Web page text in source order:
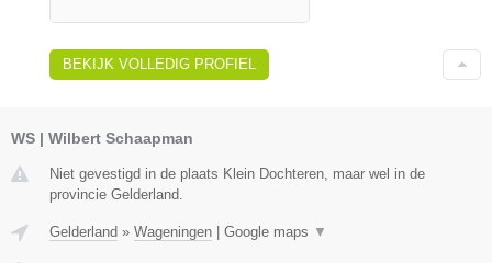
BEKIJK VOLLEDIG PROFIEL
WS | Wilbert Schaapman
Niet gevestigd in de plaats Klein Dochteren, maar wel in de
provincie Gelderland.
Gelderland » Wageningen Google maps ▼